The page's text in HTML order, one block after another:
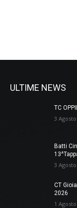
ULTIME NEWS
TC
3
Batti
3
CT
2026
1